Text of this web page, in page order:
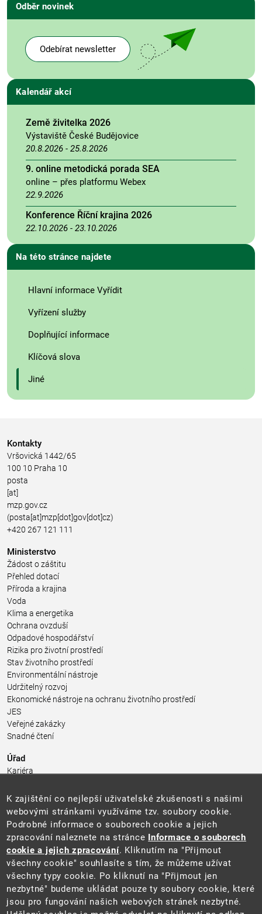
Odběr novinek
Odebírat newsletter
Kalendář akcí
Země živitelka 2026
Výstaviště České Budějovice
20.8.2026 - 25.8.2026
9. online metodická porada SEA
online – přes platformu Webex
22.9.2026
Konference Říční krajina 2026
22.10.2026 - 23.10.2026
Na této stránce najdete
Hlavní informace Vyřídit
Vyřízení služby
Doplňující informace
Klíčová slova
Jiné
Kontakty
Vršovická 1442/65
100 10 Praha 10
posta
[at]
mzp.gov.cz
(posta[at]mzp[dot]gov[dot]cz)
+420 267 121 111
Ministerstvo
Žádost o záštitu
Přehled dotací
Příroda a krajina
Voda
Klima a energetika
Ochrana ovzduší
Odpadové hospodářství
Rizika pro životní prostředí
Stav životního prostředí
Environmentální nástroje
Udržitelný rozvoj
Ekonomické nástroje na ochranu životního prostředí
JES
Veřejné zakázky
Snadné čtení
Úřad
Kariéra
Pro média a veřejnost
Povinně zveřejňované informace
Kontakty
Přistupnost budovy úřadu MŽP
(PDF, 204 kB)
Web
Aktuality
Ochrana osobních údajů
Prohlášení o přístupnosti
Zásady používání cookies
K zajištění co nejlepší uživatelské zkušenosti s našimi
webovými stránkami využíváme tzv. soubory cookie.
Podrobné informace o souborech cookie a jejich
zpracování naleznete na stránce Informace o souborech
cookie a jejich zpracování. Kliknutím na "Přijmout
všechny cookie" souhlasíte s tím, že můžeme užívat
všechny typy cookie. Po kliknutí na "Přijmout jen
nezbytné" budeme ukládat pouze ty soubory cookie, které
jsou pro fungování našich webových stránek nezbytné.